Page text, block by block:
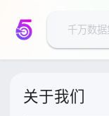
关于我们